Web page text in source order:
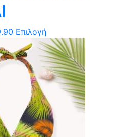
ΕπιλογήΑυτό
το
προϊόν
έχει
πολλαπλές
παραλλαγές.
Οι
επιλογές
μπορούν